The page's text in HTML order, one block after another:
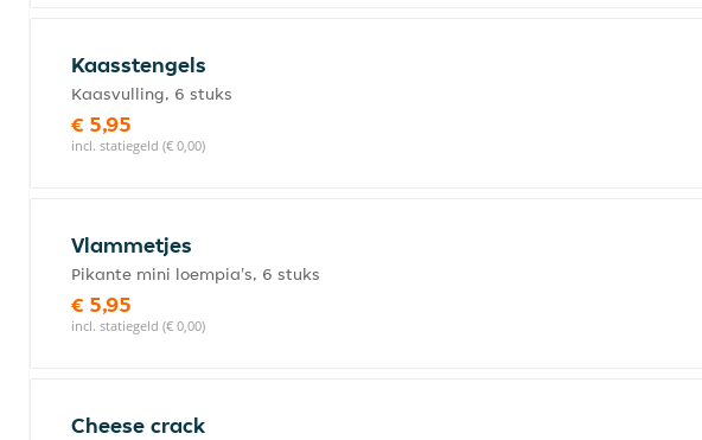
Kaasstengels
Kaasvulling, 6 stuks
€ 5,95
incl. statiegeld (€ 0,00)
Vlammetjes
Pikante mini loempia's, 6 stuks
€ 5,95
incl. statiegeld (€ 0,00)
Cheese crack